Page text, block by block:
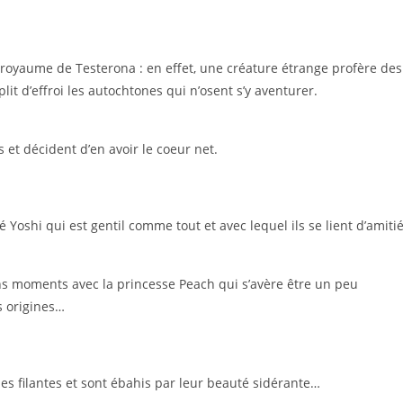
de Testerona : en effet, une créature étrange profère des
d’effroi les autochtones qui n’osent s’y aventurer.
décident d’en avoir le coeur net.
Yoshi qui est gentil comme tout et avec lequel ils se lient
avec la princesse Peach qui s’avère être un peu
origines…
filantes et sont ébahis par leur beauté sidérante…